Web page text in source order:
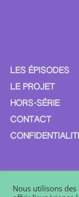
LES ÉPISODES
LE PROJET
HORS-SÉRIE
CONTACT
Nous utilisons